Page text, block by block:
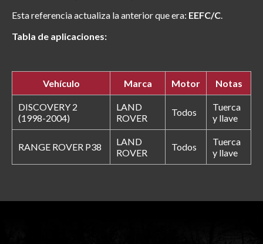
Esta referencia actualiza la anterior que era: EEFC/C.
Tabla de aplicaciones:
Vehículo Marca Motor Notas
DISCOVERY 2
(1998-2004)
LAND
ROVER
Todos
Tuerca
y llave
RANGE ROVER P38
LAND
ROVER
Todos
Tuerca
y llave